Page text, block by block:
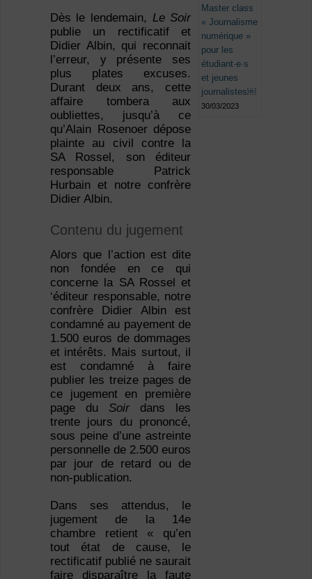
Dès le lendemain, Le Soir
publie un rectificatif et
Didier Albin, qui reconnait
l’erreur, y présente ses
plus plates excuses.
Durant deux ans, cette
affaire tombera aux
oubliettes, jusqu’à ce
qu’Alain Rosenoer dépose
plainte au civil contre la
SA Rossel, son éditeur
responsable Patrick
Hurbain et notre confrère
Didier Albin.
Contenu du jugement
Alors que l’action est dite
non fondée en ce qui
concerne la SA Rossel et
‘éditeur responsable, notre
confrère Didier Albin est
condamné au payement de
1.500 euros de dommages
et intérêts. Mais surtout, il
est condamné à faire
publier les treize pages de
ce jugement en première
page du Soir dans les
trente jours du prononcé,
sous peine d’une astreinte
personnelle de 2.500 euros
par jour de retard ou de
non-publication.
Dans ses attendus, le
jugement de la 14e
chambre retient « qu’en
tout état de cause, le
rectificatif publié ne saurait
faire disparaître la faute
Master class
« Journalisme
numérique »
pour les
étudiant·e·s
et jeunes
journalistes￼
30/03/2023